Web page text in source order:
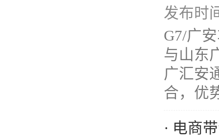
发布时
G7/广
与山东
广汇安
合，优
· 电商